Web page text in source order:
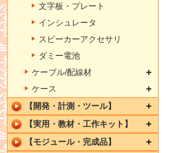
文字板・プレート
インシュレータ
スピーカーアクセサリ
ダミー電池
ケーブル/配線材
ケース
【開発・計測・ツール】
【実用・教材・工作キット】
【モジュール・完成品】